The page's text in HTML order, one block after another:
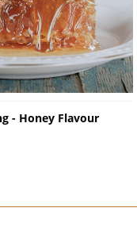
- Honey Flavour